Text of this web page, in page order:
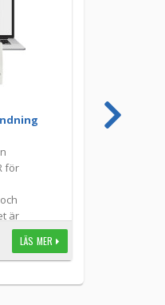
för
är
LÄS MER